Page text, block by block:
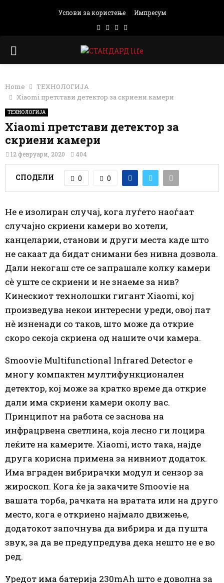
Услови за користење Импресум
Facebook
Instagram
Email
PRIMARY
Home
ТЕХНОЛОГИЈА
Xiaomi претстави детектор за скриени камери
ТЕХНОЛОГИЈА
Xiaomi претстави детектор за
скриени камери
12 февруари, 2020 404
СПОДЕЛИ 0 0
Не е изолиран случај, кога луѓето наоѓаат
случајно скриени камери во хотели,
канцеларии, станови и други места каде што
не сакаат да бидат снимани без нивна дозвола.
Дали некогаш сте се запрашале колку камери
сè уште се скриени и не знаеме за нив?
Кинескиот технолошки гигант Xiaomi, кој
произведува некои интересни уреди, овој пат
нè изненади со таков, што може да открие
скоро секоја скриена од нашите очи камера.
Smoovie Multifunctional Infrared Detector е
многу компактен мултифункционален
детектор, кој може за кратко време да открие
дали има скриени камери околу вас.
Принципот на работа се заснова на
инфрацрвена светлина, која лесно ги лоцира
леќите на камерите. Xiaomi, исто така, најде
друга корисна примена за нивниот додаток.
Има вграден вибрирачки модул и сензор за
жироскоп. Кога ќе ја закачите Smoovie на
вашата торба, рачката на вратата или на друго
место, кога е откриено најмало движење,
додатокот започнува да вибрира и да пушта
звук, за да ве предупредува дека нешто не е во
ред.
Уредот има батерија 230mAh што е доволна за